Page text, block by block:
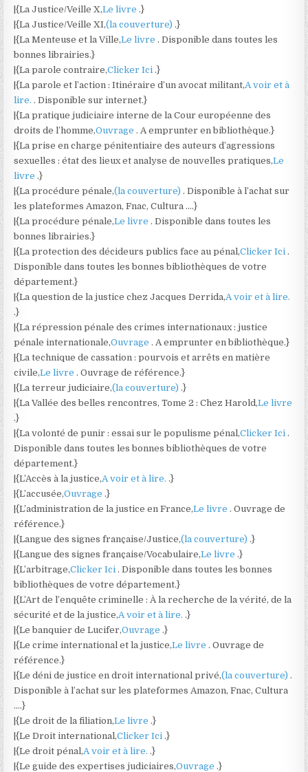
|{La Justice/Veille X,Le livre.}
|{La Justice/Veille XI,(la couverture).}
|{La Menteuse et la Ville,Le livre. Disponible dans toutes les
bonnes librairies.}
|{La parole contraire,Clicker Ici.}
|{La parole et l’action : Itinéraire d’un avocat militant,A voir et à
lire.. Disponible sur internet.}
|{La pratique judiciaire interne de la Cour européenne des
droits de l’homme,Ouvrage. A emprunter en bibliothèque.}
|{La prise en charge pénitentiaire des auteurs d’agressions
sexuelles : état des lieux et analyse de nouvelles pratiques,Le
livre.}
|{La procédure pénale,(la couverture). Disponible à l’achat sur
les plateformes Amazon, Fnac, Cultura ….}
|{La procédure pénale,Le livre. Disponible dans toutes les
bonnes librairies.}
|{La protection des décideurs publics face au pénal,Clicker Ici.
Disponible dans toutes les bonnes bibliothèques de votre
département.}
|{La question de la justice chez Jacques Derrida,A voir et à lire.
.}
|{La répression pénale des crimes internationaux : justice
pénale internationale,Ouvrage. A emprunter en bibliothèque.}
|{La technique de cassation : pourvois et arrêts en matière
civile,Le livre. Ouvrage de référence.}
|{La terreur judiciaire,(la couverture).}
|{La Vallée des belles rencontres, Tome 2 : Chez Harold,Le livre
.}
|{La volonté de punir : essai sur le populisme pénal,Clicker Ici.
Disponible dans toutes les bonnes bibliothèques de votre
département.}
|{L’Accès à la justice,A voir et à lire..}
|{L’accusée,Ouvrage.}
|{L’administration de la justice en France,Le livre. Ouvrage de
référence.}
|{Langue des signes française/Justice,(la couverture).}
|{Langue des signes française/Vocabulaire,Le livre.}
|{L’arbitrage,Clicker Ici. Disponible dans toutes les bonnes
bibliothèques de votre département.}
|{L’Art de l’enquête criminelle : À la recherche de la vérité, de la
sécurité et de la justice,A voir et à lire..}
|{Le banquier de Lucifer,Ouvrage.}
|{Le crime international et la justice,Le livre. Ouvrage de
référence.}
|{Le déni de justice en droit international privé,(la couverture).
Disponible à l’achat sur les plateformes Amazon, Fnac, Cultura
….}
|{Le droit de la filiation,Le livre.}
|{Le Droit international,Clicker Ici.}
|{Le droit pénal,A voir et à lire..}
|{Le guide des expertises judiciaires,Ouvrage.}